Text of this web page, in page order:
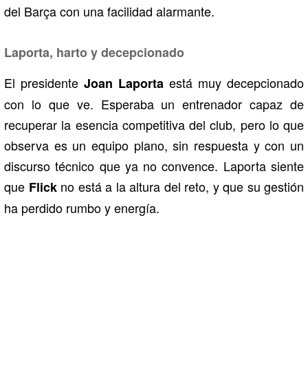
del Barça con una facilidad alarmante.
Laporta, harto y decepcionado
El presidente Joan Laporta está muy decepcionado
con lo que ve. Esperaba un entrenador capaz de
recuperar la esencia competitiva del club, pero lo que
observa es un equipo plano, sin respuesta y con un
discurso técnico que ya no convence. Laporta siente
que Flickno está a la altura del reto, y que su gestión
ha perdido rumbo y energía.